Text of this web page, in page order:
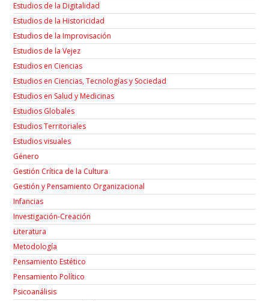
Estudios de la Digitalidad
Estudios de la Historicidad
Estudios de la Improvisación
Estudios de la Vejez
Estudios en Ciencias
Estudios en Ciencias, Tecnologías y Sociedad
Estudios en Salud y Medicinas
Estudios Globales
Estudios Territoriales
Estudios visuales
Género
Gestión Crítica de la Cultura
Gestión y Pensamiento Organizacional
Infancias
Investigación-Creación
Łiteratura
Metodología
Pensamiento Estético
Pensamiento Político
Psicoanálisis